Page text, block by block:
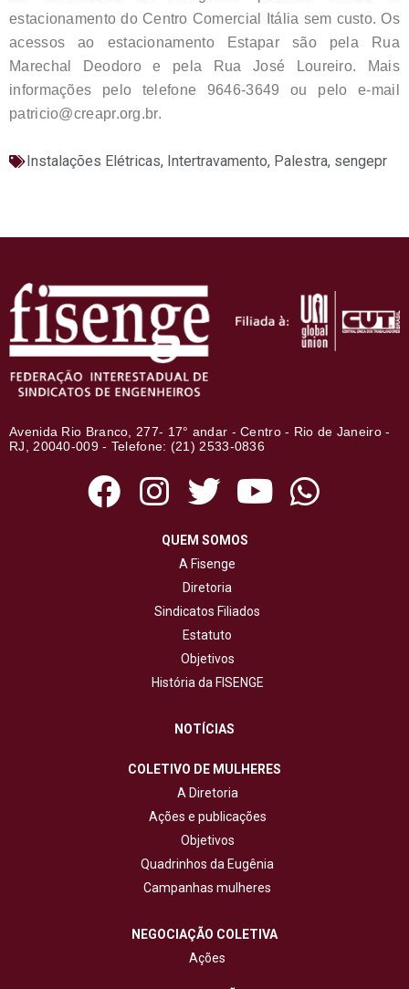
estacionamento do Centro Comercial Itália sem custo. Os
acessos ao estacionamento Estapar são pela Rua
Marechal Deodoro e pela Rua José Loureiro. Mais
informações pelo telefone 9646-3649 ou pelo e-mail
patricio@creapr.org.br.
Instalações Elétricas, Intertravamento, Palestra, sengepr
Avenida Rio Branco, 277- 17° andar - Centro - Rio de Janeiro -
RJ, 20040-009 - Telefone: (21) 2533-0836
QUEM SOMOS
A Fisenge
Diretoria
Sindicatos Filiados
Estatuto
Objetivos
História da FISENGE
NOTÍCIAS
COLETIVO DE MULHERES
A Diretoria
Ações e publicações
Objetivos
Quadrinhos da Eugênia
Campanhas mulheres
NEGOCIAÇÃO COLETIVA
Ações